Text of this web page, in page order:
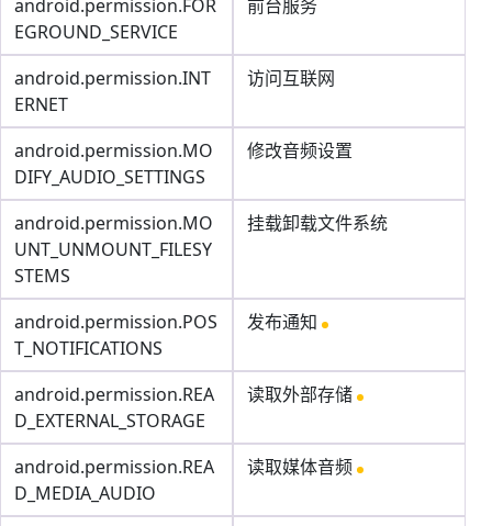
android.permission.FOR
EGROUND_SERVICE
前台服务
android.permission.INT
ERNET
访问互联网
android.permission.MO
DIFY_AUDIO_SETTINGS
修改音频设置
android.permission.MO
UNT_UNMOUNT_FILESY
STEMS
挂载卸载文件系统
android.permission.POS
T_NOTIFICATIONS
发布通知
android.permission.REA
D_EXTERNAL_STORAGE
读取外部存储
android.permission.REA
D_MEDIA_AUDIO
读取媒体音频